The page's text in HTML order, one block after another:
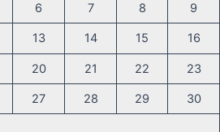
6 7 8 9
13 14 15 16
20 21 22 23
27 28 29 30